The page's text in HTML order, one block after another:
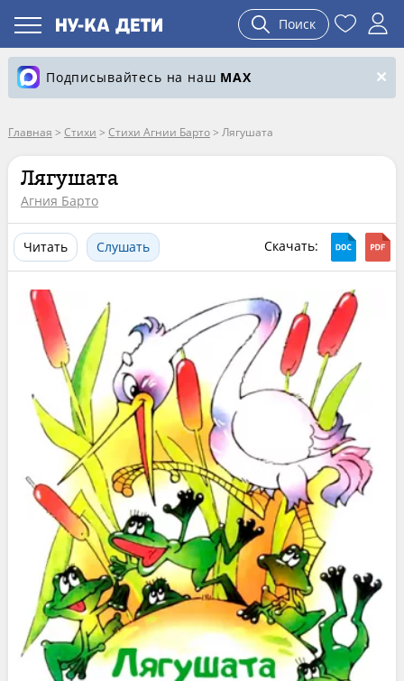
Поиск
Подписывайтесь на наш MAX
Главная > Стихи > Стихи Агнии Барто> Лягушата
Лягушата
Агния Барто
Читать Слушать Скачать: